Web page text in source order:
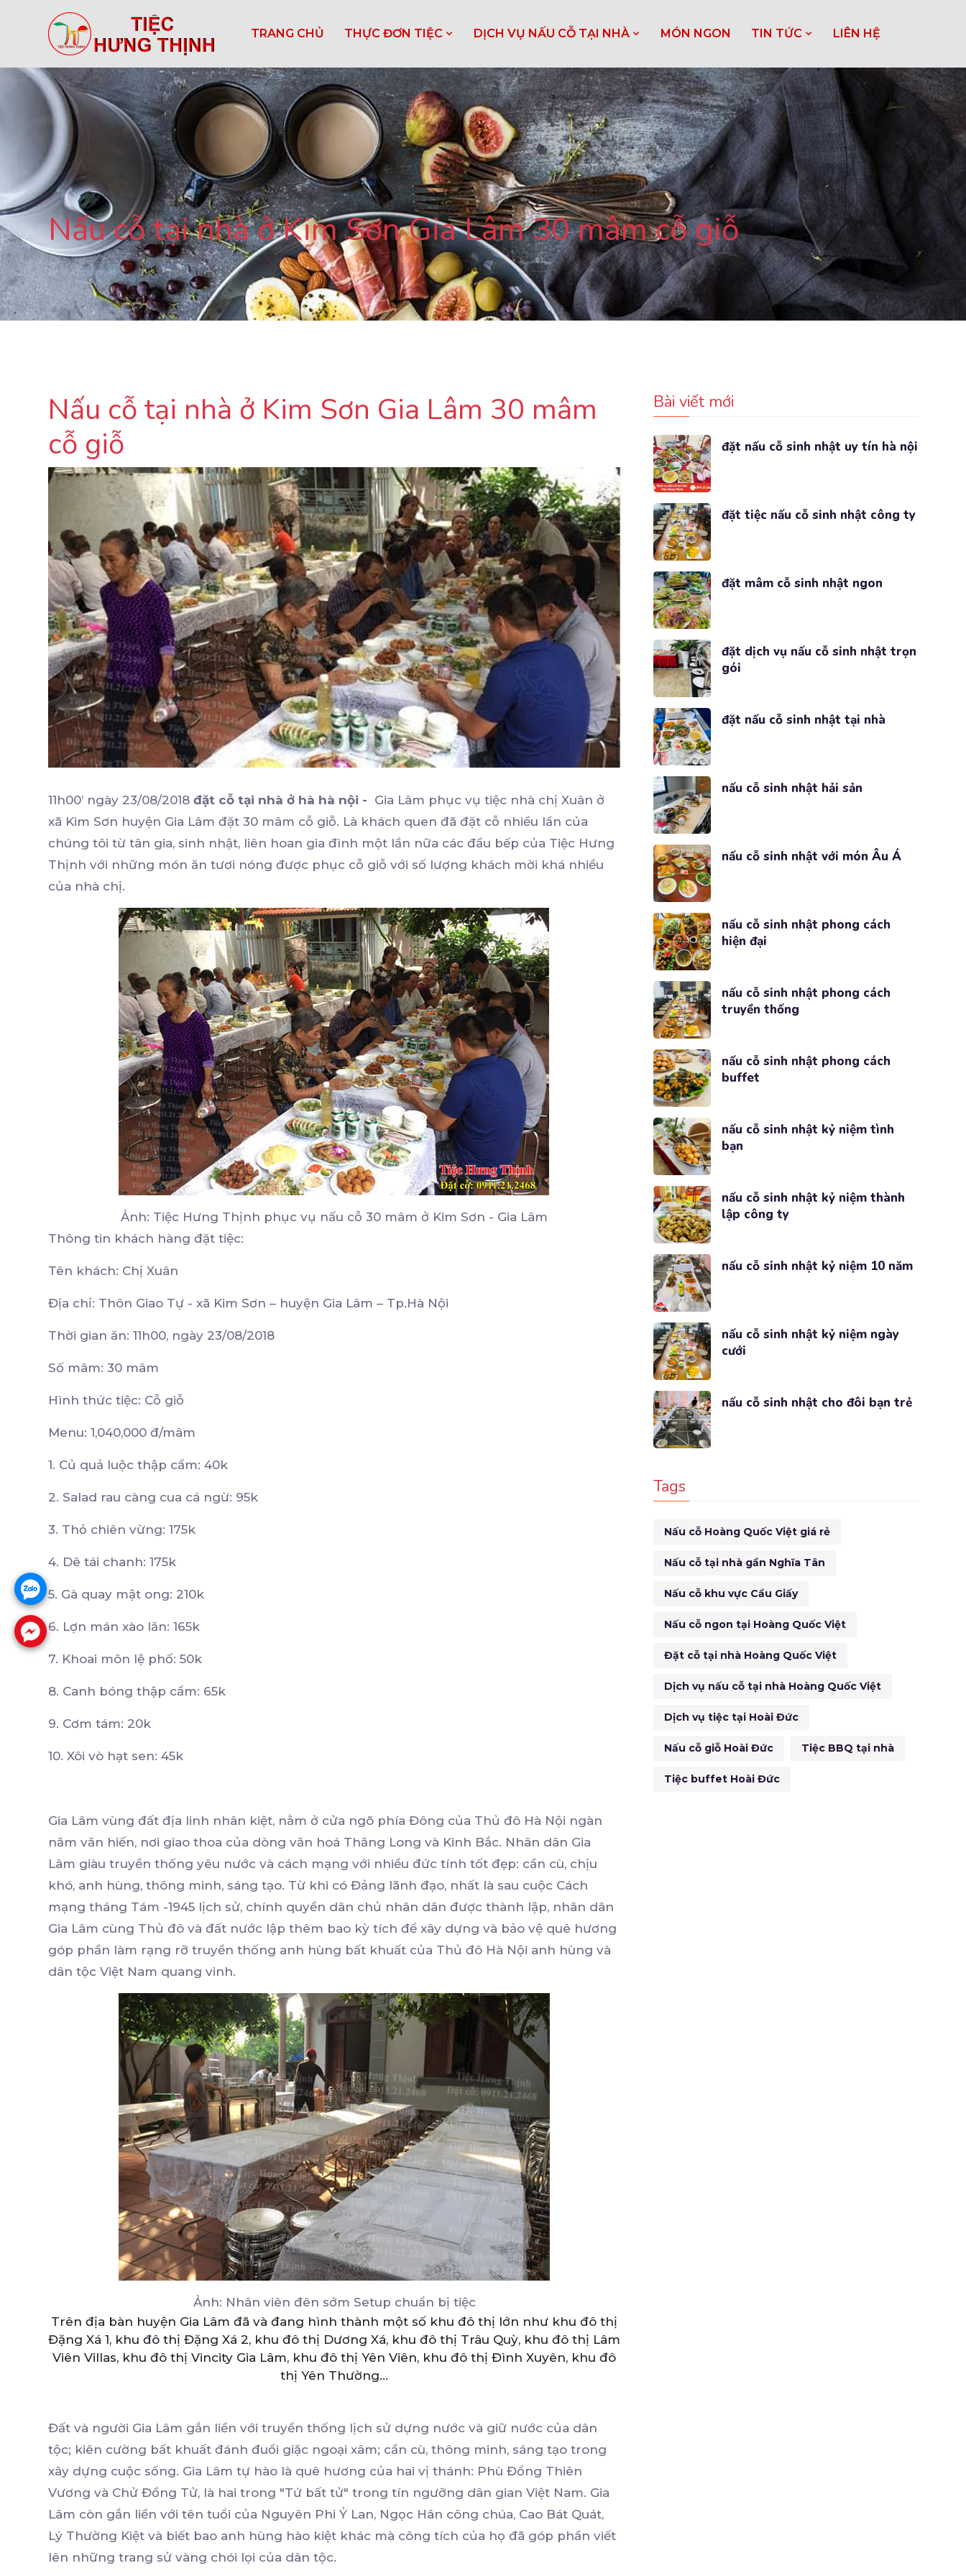
TRANG CHỦ THỰC ĐƠN TIỆC DỊCH VỤ NẤU CỖ TẠI NHÀ MÓN NGON TIN TỨC LIÊN HỆ
Nấu cỗ tại nhà ở Kim Sơn Gia Lâm 30 mâm cỗ giỗ
Nấu cỗ tại nhà ở Kim Sơn Gia Lâm 30 mâm
cỗ giỗ
11h00’ ngày 23/08/2018 đặt cỗ tại nhà ở hà hà nội - Gia Lâm phục vụ tiệc nhà chị Xuân ở
xã Kim Sơn huyện Gia Lâm đặt 30 mâm cỗ giỗ. Là khách quen đã đặt cỗ nhiều lần của
chúng tôi từ tân gia, sinh nhật, liên hoan gia đình một lần nữa các đầu bếp của Tiệc Hưng
Thịnh với những món ăn tươi nóng được phục cỗ giỗ với số lượng khách mời khá nhiều
của nhà chị.
Ảnh: Tiệc Hưng Thịnh phục vụ nấu cỗ 30 mâm ở Kim Sơn - Gia Lâm
Thông tin khách hàng đặt tiệc:
Tên khách: Chị Xuân
Địa chỉ: Thôn Giao Tự - xã Kim Sơn – huyện Gia Lâm – Tp.Hà Nội
Thời gian ăn: 11h00, ngày 23/08/2018
Số mâm: 30 mâm
Hình thức tiệc: Cỗ giỗ
Menu: 1,040,000 đ/mâm
1. Củ quả luộc thập cẩm: 40k
2. Salad rau càng cua cá ngừ: 95k
3. Thỏ chiên vừng: 175k
4. Dê tái chanh: 175k
5. Gà quay mật ong: 210k
6. Lợn mán xào lăn: 165k
7. Khoai môn lệ phố: 50k
8. Canh bóng thập cẩm: 65k
9. Cơm tám: 20k
10. Xôi vò hạt sen: 45k
Gia Lâm vùng đất địa linh nhân kiệt, nằm ở cửa ngõ phía Đông của Thủ đô Hà Nội ngàn
năm văn hiến, nơi giao thoa của dòng văn hoá Thăng Long và Kinh Bắc. Nhân dân Gia
Lâm giàu truyền thống yêu nước và cách mạng với nhiều đức tính tốt đẹp: cần cù, chịu
khó, anh hùng, thông minh, sáng tạo. Từ khi có Đảng lãnh đạo, nhất là sau cuộc Cách
mạng tháng Tám -1945 lịch sử, chính quyền dân chủ nhân dân được thành lập, nhân dân
Gia Lâm cùng Thủ đô và đất nước lập thêm bao kỳ tích để xây dựng và bảo vệ quê hương
góp phần làm rạng rỡ truyền thống anh hùng bất khuất của Thủ đô Hà Nội anh hùng và
dân tộc Việt Nam quang vinh.
Ảnh: Nhân viên đên sớm Setup chuẩn bị tiệc
Trên địa bàn huyện Gia Lâm đã và đang hình thành một số khu đô thị lớn như khu đô thị
Đặng Xá 1, khu đô thị Đặng Xá 2, khu đô thị Dương Xá, khu đô thị Trâu Quỳ, khu đô thị Lâm
Viên Villas, khu đô thị Vincity Gia Lâm, khu đô thị Yên Viên, khu đô thị Đình Xuyên, khu đô
thị Yên Thường...
Đất và người Gia Lâm gắn liền với truyền thống lịch sử dựng nước và giữ nước của dân
tộc; kiên cường bất khuất đánh đuổi giặc ngoại xâm; cần cù, thông minh, sáng tạo trong
xây dựng cuộc sống. Gia Lâm tự hào là quê hương của hai vị thánh: Phù Đổng Thiên
Vương và Chử Đồng Tử, là hai trong "Tứ bất tử" trong tín ngưỡng dân gian Việt Nam. Gia
Lâm còn gắn liền với tên tuổi của Nguyên Phi Ỷ Lan, Ngọc Hân công chúa, Cao Bát Quát,
Lý Thường Kiệt và biết bao anh hùng hào kiệt khác mà công tích của họ đã góp phần viết
lên những trang sử vàng chói lọi của dân tộc.
Bài viết mới
đặt nấu cỗ sinh nhật uy tín hà nội
đặt tiệc nấu cỗ sinh nhật công ty
đặt mâm cỗ sinh nhật ngon
đặt dịch vụ nấu cỗ sinh nhật trọn
gói
đặt nấu cỗ sinh nhật tại nhà
nấu cỗ sinh nhật hải sản
nấu cỗ sinh nhật với món Âu Á
nấu cỗ sinh nhật phong cách
hiện đại
nấu cỗ sinh nhật phong cách
truyền thống
nấu cỗ sinh nhật phong cách
buffet
nấu cỗ sinh nhật kỷ niệm tình
bạn
nấu cỗ sinh nhật kỷ niệm thành
lập công ty
nấu cỗ sinh nhật kỷ niệm 10 năm
nấu cỗ sinh nhật kỷ niệm ngày
cưới
nấu cỗ sinh nhật cho đôi bạn trẻ
Tags
Nấu cỗ Hoàng Quốc Việt giá rẻ
Nấu cỗ tại nhà gần Nghĩa Tân
Nấu cỗ khu vực Cầu Giấy
Nấu cỗ ngon tại Hoàng Quốc Việt
Đặt cỗ tại nhà Hoàng Quốc Việt
Dịch vụ nấu cỗ tại nhà Hoàng Quốc Việt
Dịch vụ tiệc tại Hoài Đức
Nấu cỗ giỗ Hoài Đức Tiệc BBQ tại nhà
Tiệc buffet Hoài Đức